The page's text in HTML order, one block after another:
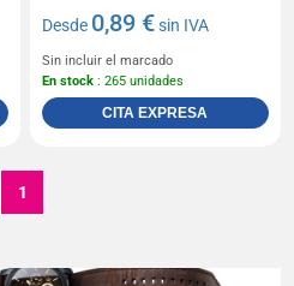
Desde 0,89 €sin IVA
Sin incluir el marcado
En stock : 265 unidades
CITA EXPRESA
1